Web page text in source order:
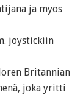
ja myös
joystickiin
Britannian
joka yritti